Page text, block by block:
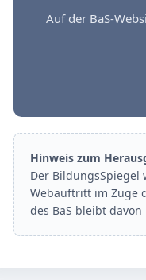
Auf der BaS-
Hinweis zum
Der BildungsSpiegel
Webauftritt im Zuge
des BaS bleibt